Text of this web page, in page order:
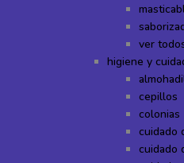
ver
higiene y
cepillos
colonias
cuidado
cuidado